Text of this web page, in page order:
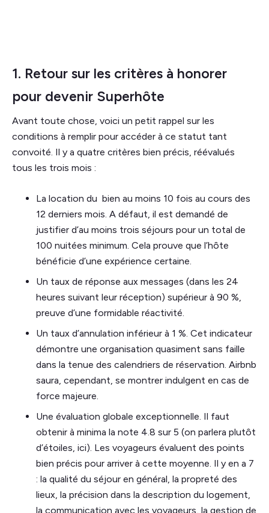
1. Retour sur les critères à honorer
pour devenir Superhôte
Avant toute chose, voici un petit rappel sur les
conditions à remplir pour accéder à ce statut tant
convoité. Il y a quatre critères bien précis, réévalués
tous les trois mois :
La location du bien au moins 10 fois au cours des
12 derniers mois. A défaut, il est demandé de
justifier d’au moins trois séjours pour un total de
100 nuitées minimum. Cela prouve que l’hôte
bénéficie d’une expérience certaine.
Un taux de réponse aux messages (dans les 24
heures suivant leur réception) supérieur à 90 %,
preuve d’une formidable réactivité.
Un taux d’annulation inférieur à 1 %. Cet indicateur
démontre une organisation quasiment sans faille
dans la tenue des calendriers de réservation. Airbnb
saura, cependant, se montrer indulgent en cas de
force majeure.
Une évaluation globale exceptionnelle. Il faut
obtenir à minima la note 4.8 sur 5 (on parlera plutôt
d’étoiles, ici). Les voyageurs évaluent des points
bien précis pour arriver à cette moyenne. Il y en a 7
: la qualité du séjour en général, la propreté des
lieux, la précision dans la description du logement,
la communication avec les voyageurs, la gestion de